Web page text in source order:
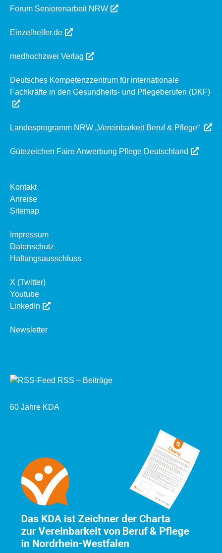
Forum Seniorenarbeit NRW
Einzelhelfer.de
medhochzwei Verlag
Deutsches Kompetenzzentrum für internationale
Fachkräfte in den Gesundheits- und Pflegeberufen (DKF)
Landesprogramm NRW „Vereinbarkeit Beruf & Pflege“
Gütezeichen Faire Anwerbung Pflege Deutschland
Kontakt
Anreise
Sitemap
Impressum
Datenschutz
Haftungsausschluss
X (Twitter)
Youtube
LinkedIn
Newsletter
RSS – Beiträge
60 Jahre KDA